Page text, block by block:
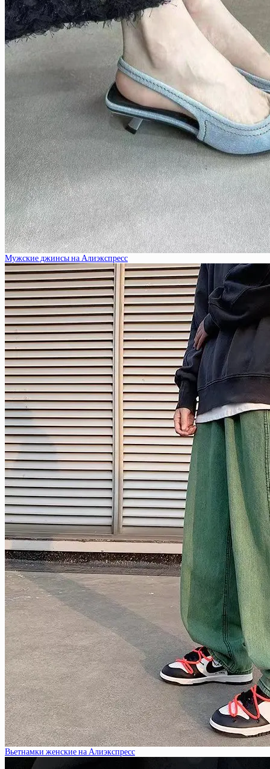
Мужские джинсы на Алиэкспресс
Вьетнамки женские на Алиэкспресс